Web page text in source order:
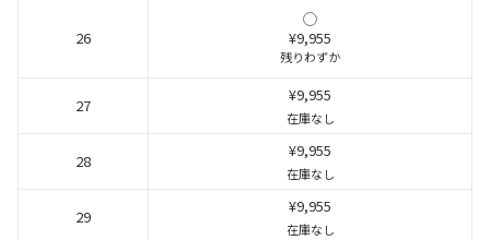
26 ¥9,955
残りわずか
27
¥9,955
在庫なし
28
¥9,955
在庫なし
29
¥9,955
在庫なし